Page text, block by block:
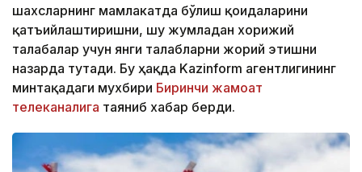
шахсларнинг мамлакатда бўлиш қоидаларини
қатъийлаштиришни, шу жумладан хорижий
талабалар учун янги талабларни жорий этишни
назарда тутади. Бу ҳақда Kazinform агентлигининг
минтақадаги мухбири Биринчи жамоат
телеканалига таяниб хабар берди.